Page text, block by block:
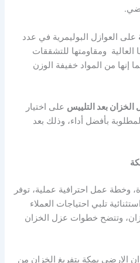
على العوازل البوليمرية في عدد
العالية ومقاومتها للتشققات
إنها من المواد خفيفة الوزن
الخزان بعد التلييس على اختيار
بأفضل أداء، وذلك بعد
وخطة عمل احترافية عملية، توفر
تلبي احتياجات العملاء
وتتضح خطوات عزل الخزان
الارضي بمكة بتفريغ الخزان من